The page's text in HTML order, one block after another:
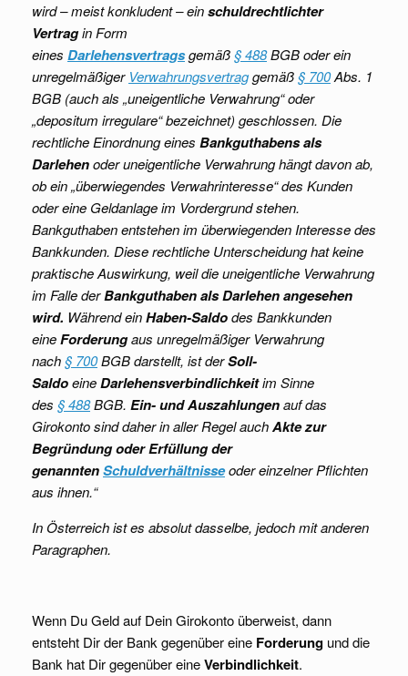
wird – meist konkludent – einschuldrechtlichter
Vertragin Form
eines Darlehensvertragsgemäß§ 488BGB oder ein
unregelmäßiger Verwahrungsvertraggemäß§ 700Abs. 1
BGB (auch als „uneigentliche Verwahrung“ oder
„depositum irregulare“ bezeichnet) geschlossen. Die
rechtliche Einordnung eines Bankguthabens als
Darlehenoder uneigentliche Verwahrung hängt davon ab,
ob ein „überwiegendes Verwahrinteresse“ des Kunden
oder eine Geldanlage im Vordergrund stehen.
Bankguthaben entstehen im überwiegenden Interesse des
Bankkunden. Diese rechtliche Unterscheidung hat keine
praktische Auswirkung, weil die uneigentliche Verwahrung
im Falle derBankguthaben als Darlehen angesehen
wird. Während einHaben-Saldodes Bankkunden
eineForderungaus unregelmäßiger Verwahrung
nach§ 700BGB darstellt, ist derSoll-
SaldoeineDarlehensverbindlichkeitim Sinne
des § 488BGB. Ein- und Auszahlungenauf das
Girokonto sind daher in aller Regel auchAkte zur
Begründung oder Erfüllung der
genanntenSchuldverhältnisseoder einzelner Pflichten
aus ihnen.“
In Österreich ist es absolut dasselbe, jedoch mit anderen
Paragraphen.
Wenn Du Geld auf Dein Girokonto überweist, dann
entsteht Dir der Bank gegenüber eine Forderung und die
Bank hat Dir gegenüber eineVerbindlichkeit.